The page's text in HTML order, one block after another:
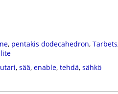
, pentakis dodecahedron, Tarbets
, sää, enable, tehdä, sähkö